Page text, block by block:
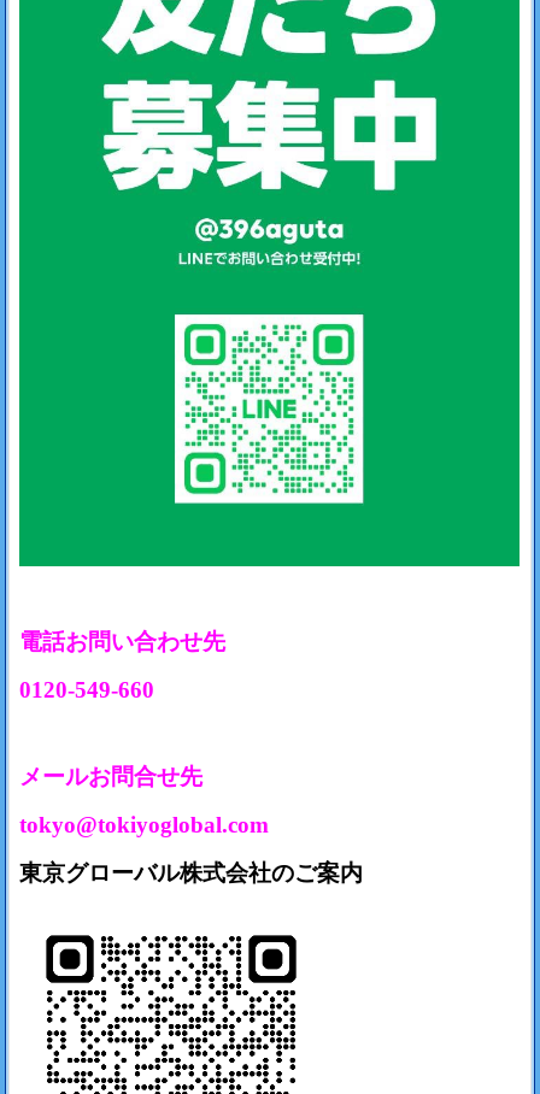
電話お問い合わせ先
0120-549-660
メールお問合せ先
tokyo@tokiyoglobal.com
東京グローバル株式会社のご案内